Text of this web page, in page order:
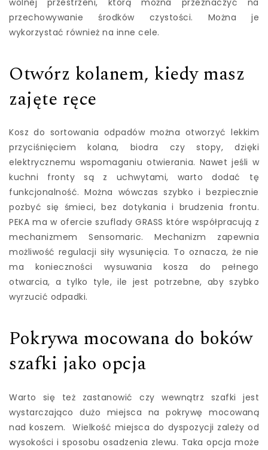
przechowywanie środków czystości. Można je
wykorzystać również na inne cele.
Otwórz kolanem, kiedy masz
zajęte ręce
Kosz do sortowania odpadów można otworzyć lekkim
przyciśnięciem kolana, biodra czy stopy, dzięki
elektrycznemu wspomaganiu otwierania. Nawet jeśli w
kuchni fronty są z uchwytami, warto dodać tę
funkcjonalność. Można wówczas szybko i bezpiecznie
pozbyć się śmieci, bez dotykania i brudzenia frontu.
PEKA ma w ofercie szuflady GRASS które współpracują z
mechanizmem Sensomaric. Mechanizm zapewnia
możliwość regulacji siły wysunięcia. To oznacza, że nie
ma konieczności wysuwania kosza do pełnego
otwarcia, a tylko tyle, ile jest potrzebne, aby szybko
wyrzucić odpadki.
Pokrywa mocowana do boków
szafki jako opcja
Warto się też zastanowić czy wewnątrz szafki jest
wystarczająco dużo miejsca na pokrywę mocowaną
nad koszem. Wielkość miejsca do dyspozycji zależy od
wysokości i sposobu osadzenia zlewu. Taka opcja może